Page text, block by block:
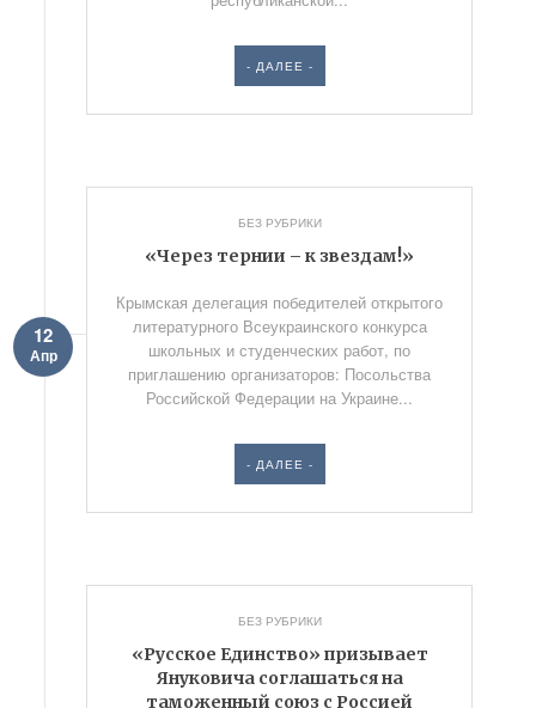
- ДАЛЕЕ -
БЕЗ РУБРИКИ
«Через тернии – к звездам!»
12
Апр
Крымская делегация победителей открытого
литературного Всеукраинского конкурса
школьных и студенческих работ, по
приглашению организаторов: Посольства
Российской Федерации на Украине...
- ДАЛЕЕ -
БЕЗ РУБРИКИ
«Русское Единство» призывает
Януковича соглашаться на
таможенный союз с Россией